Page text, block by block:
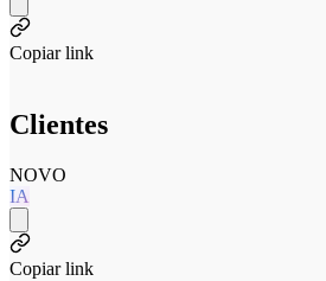
Copiar link
Clientes
NOVO
IA
Copiar link